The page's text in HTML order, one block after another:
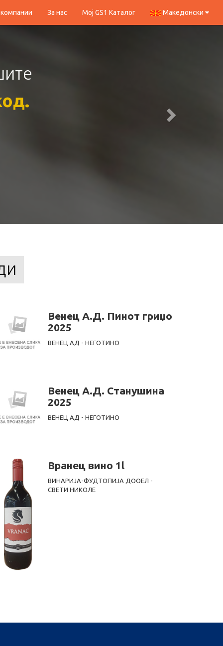
За нас Мој GS1 Каталог Македонски
Венец А.Д. Пинот гриџо
2025
ВЕНЕЦ АД - НЕГОТИНО
Венец А.Д. Станушина
2025
ВЕНЕЦ АД - НЕГОТИНО
Вранец вино 1l
ВИНАРИЈА-ФУДТОПИЈА ДООЕЛ -
СВЕТИ НИКОЛЕ